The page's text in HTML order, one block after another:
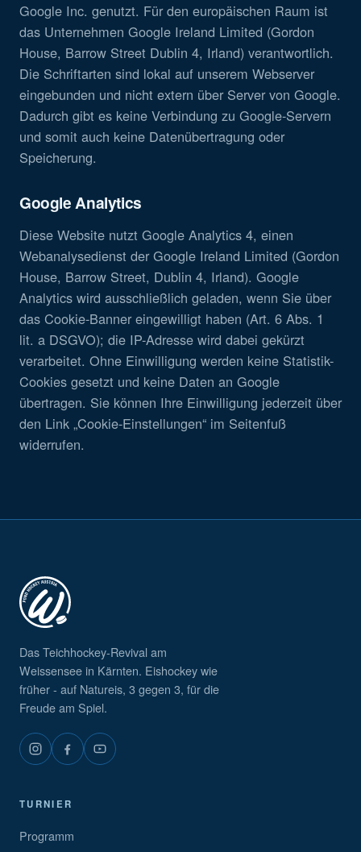
Google Inc. genutzt. Für den europäischen Raum ist
das Unternehmen Google Ireland Limited (Gordon
House, Barrow Street Dublin 4, Irland) verantwortlich.
Die Schriftarten sind lokal auf unserem Webserver
eingebunden und nicht extern über Server von Google.
Dadurch gibt es keine Verbindung zu Google-Servern
und somit auch keine Datenübertragung oder
Speicherung.
Google Analytics
Diese Website nutzt Google Analytics 4, einen
Webanalysedienst der Google Ireland Limited (Gordon
House, Barrow Street, Dublin 4, Irland). Google
Analytics wird ausschließlich geladen, wenn Sie über
das Cookie-Banner eingewilligt haben (Art. 6 Abs. 1
lit. a DSGVO); die IP-Adresse wird dabei gekürzt
verarbeitet. Ohne Einwilligung werden keine Statistik-
Cookies gesetzt und keine Daten an Google
übertragen. Sie können Ihre Einwilligung jederzeit über
den Link „Cookie-Einstellungen“ im Seitenfuß
widerrufen.
Das Teichhockey-Revival am
Weissensee in Kärnten. Eishockey wie
früher - auf Natureis, 3 gegen 3, für die
Freude am Spiel.
TURNIER
Programm